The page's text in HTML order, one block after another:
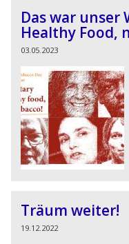
Das war unser
Healthy Food,
03.05.2023
Träum weiter!
19.12.2022